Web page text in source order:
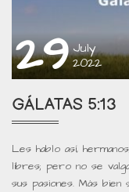
29 July
2022
GÁLATAS 5:13
Les hablo así,
libres; pero no se
sus pasiones. Más